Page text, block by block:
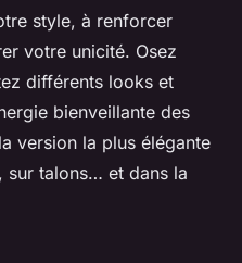
style, à renforcer
votre unicité. Osez
différents looks et
bienveillante des
version la plus élégante
sur talons… et dans la